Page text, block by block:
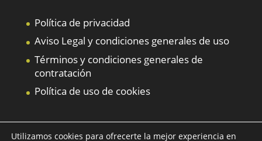
Política de privacidad
Aviso Legal y condiciones generales de uso
Términos y condiciones generales de
contratación
Política de uso de cookies
Utilizamos cookies para ofrecerte la mejor experiencia en